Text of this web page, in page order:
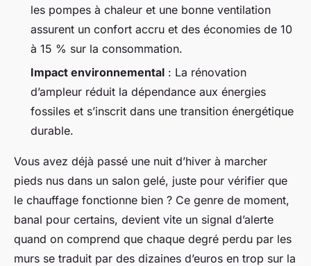
les pompes à chaleur et une bonne ventilation
assurent un confort accru et des économies de 10
à 15 % sur la consommation.
Impact environnemental : La rénovation
d’ampleur réduit la dépendance aux énergies
fossiles et s’inscrit dans une transition énergétique
durable.
Vous avez déjà passé une nuit d’hiver à marcher
pieds nus dans un salon gelé, juste pour vérifier que
le chauffage fonctionne bien ? Ce genre de moment,
banal pour certains, devient vite un signal d’alerte
quand on comprend que chaque degré perdu par les
murs se traduit par des dizaines d’euros en trop sur la